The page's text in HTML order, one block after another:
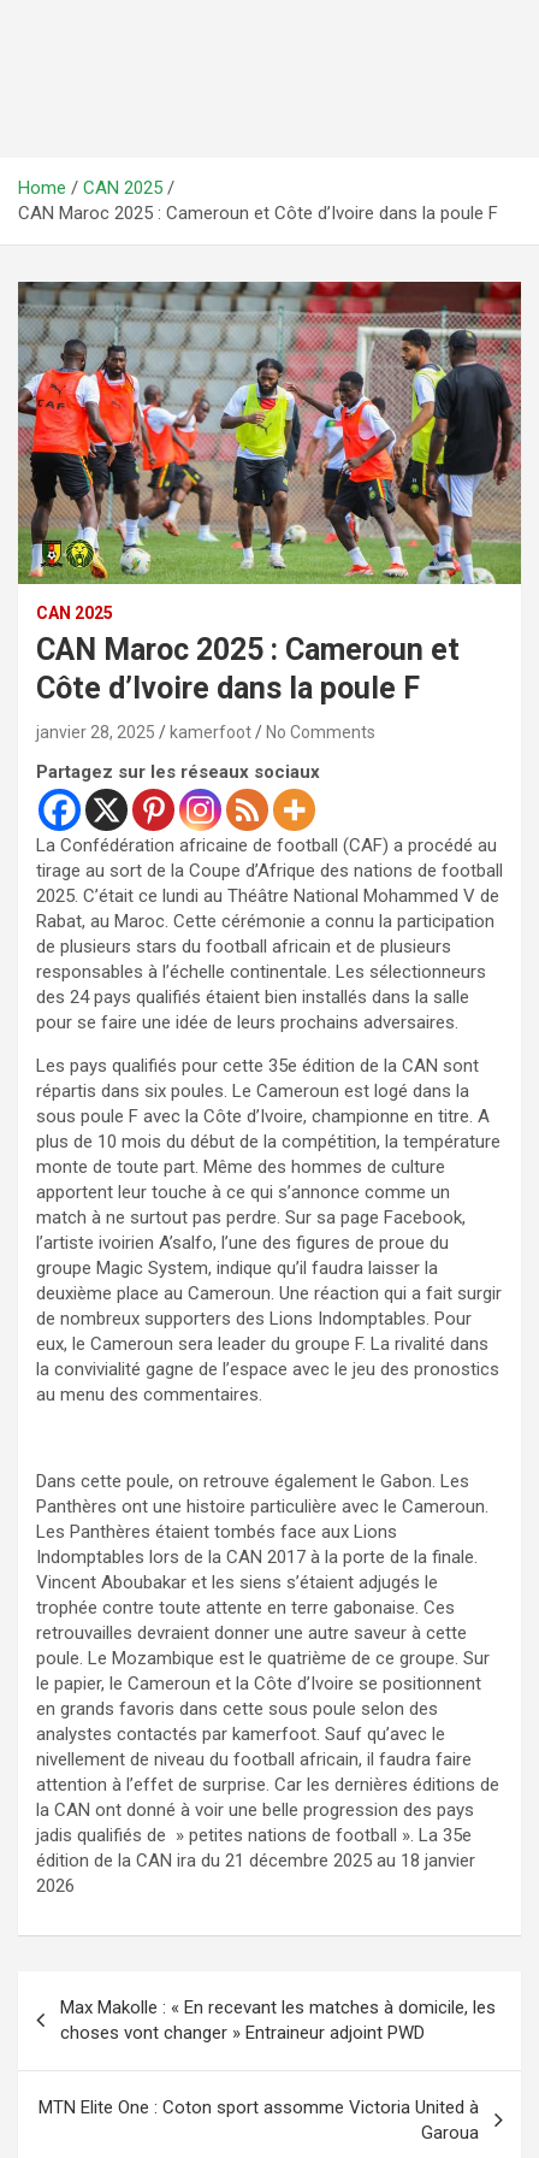
Home
CAN 2025
CAN Maroc 2025 : Cameroun et Côte d’Ivoire dans la poule F
CAN 2025
CAN Maroc 2025 : Cameroun et
Côte d’Ivoire dans la poule F
janvier 28, 2025 kamerfoot No Comments
Partagez sur les réseaux sociaux
La Confédération africaine de football (CAF) a procédé au
tirage au sort de la Coupe d’Afrique des nations de football
2025. C’était ce lundi au Théâtre National Mohammed V de
Rabat, au Maroc. Cette cérémonie a connu la participation
de plusieurs stars du football africain et de plusieurs
responsables à l’échelle continentale. Les sélectionneurs
des 24 pays qualifiés étaient bien installés dans la salle
pour se faire une idée de leurs prochains adversaires.
Les pays qualifiés pour cette 35e édition de la CAN sont
répartis dans six poules. Le Cameroun est logé dans la
sous poule F avec la Côte d’Ivoire, championne en titre. A
plus de 10 mois du début de la compétition, la température
monte de toute part. Même des hommes de culture
apportent leur touche à ce qui s’annonce comme un
match à ne surtout pas perdre. Sur sa page Facebook,
l’artiste ivoirien A’salfo, l’une des figures de proue du
groupe Magic System, indique qu’il faudra laisser la
deuxième place au Cameroun. Une réaction qui a fait surgir
de nombreux supporters des Lions Indomptables. Pour
eux, le Cameroun sera leader du groupe F. La rivalité dans
la convivialité gagne de l’espace avec le jeu des pronostics
au menu des commentaires.
Dans cette poule, on retrouve également le Gabon. Les
Panthères ont une histoire particulière avec le Cameroun.
Les Panthères étaient tombés face aux Lions
Indomptables lors de la CAN 2017 à la porte de la finale.
Vincent Aboubakar et les siens s’étaient adjugés le
trophée contre toute attente en terre gabonaise. Ces
retrouvailles devraient donner une autre saveur à cette
poule. Le Mozambique est le quatrième de ce groupe. Sur
le papier, le Cameroun et la Côte d’Ivoire se positionnent
en grands favoris dans cette sous poule selon des
analystes contactés par kamerfoot. Sauf qu’avec le
nivellement de niveau du football africain, il faudra faire
attention à l’effet de surprise. Car les dernières éditions de
la CAN ont donné à voir une belle progression des pays
jadis qualifiés de » petites nations de football ». La 35e
édition de la CAN ira du 21 décembre 2025 au 18 janvier
2026
de
l’article
Max Makolle : « En recevant les matches à domicile, les
choses vont changer » Entraineur adjoint PWD
MTN Elite One : Coton sport assomme Victoria United à
Garoua